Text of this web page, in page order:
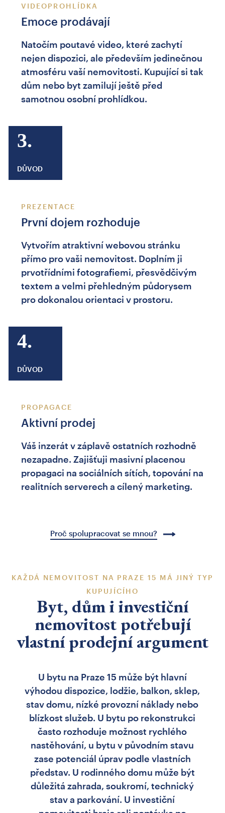
VIDEOPROHLÍDKA
Emoce prodávají
Natočím poutavé video, které zachytí
nejen dispozici, ale především jedinečnou
atmosféru vaší nemovitosti. Kupující si tak
dům nebo byt zamilují ještě před
samotnou osobní prohlídkou.
3.
DŮVOD
PREZENTACE
První dojem rozhoduje
Vytvořím atraktivní webovou stránku
přímo pro vaši nemovitost. Doplním ji
prvotřídními fotografiemi, přesvědčivým
textem a velmi přehledným půdorysem
pro dokonalou orientaci v prostoru.
4.
DŮVOD
PROPAGACE
Aktivní prodej
Váš inzerát v záplavě ostatních rozhodně
nezapadne. Zajišťuji masivní placenou
propagaci na sociálních sítích, topování na
realitních serverech a cílený marketing.
Proč spolupracovat se mnou?
KAŽDÁ NEMOVITOST NA PRAZE 15 MÁ JINÝ TYP
KUPUJÍCÍHO
Byt, dům i investiční
nemovitost potřebují
vlastní prodejní argument
U bytu na Praze 15 může být hlavní
výhodou dispozice, lodžie, balkon, sklep,
stav domu, nízké provozní náklady nebo
blízkost služeb. U bytu po rekonstrukci
často rozhoduje možnost rychlého
nastěhování, u bytu v původním stavu
zase potenciál úprav podle vlastních
představ. U rodinného domu může být
důležitá zahrada, soukromí, technický
stav a parkování. U investiční